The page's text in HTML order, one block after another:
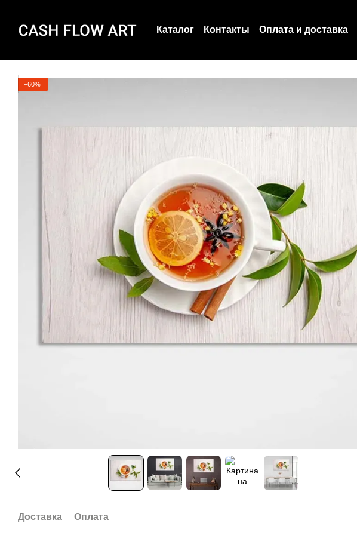
Каталог Контакты Оплата и доставка
−60%
Доставка Оплата